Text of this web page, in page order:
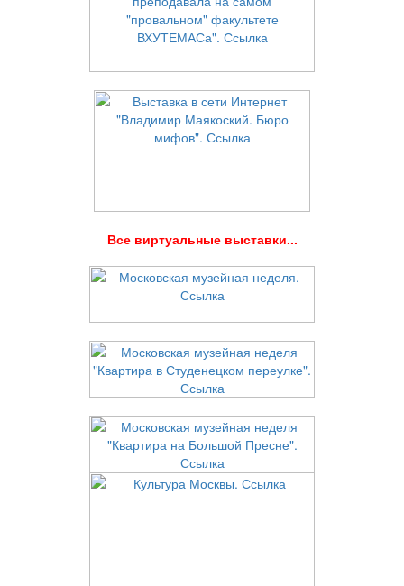
Все виртуальные выставки...